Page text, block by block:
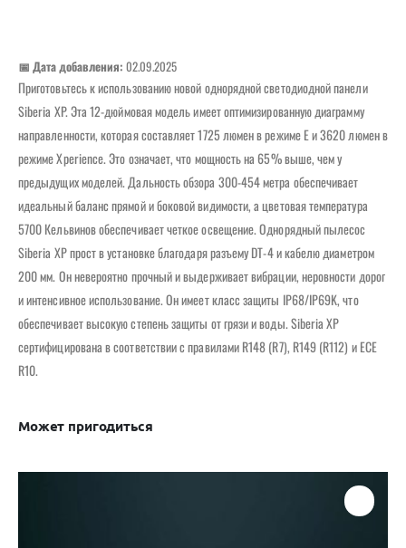
📅 Дата добавления: 02.09.2025
Приготовьтесь к использованию новой однорядной светодиодной панели
Siberia XP. Эта 12-дюймовая модель имеет оптимизированную диаграмму
направленности, которая составляет 1725 люмен в режиме E и 3620 люмен в
режиме Xperience. Это означает, что мощность на 65% выше, чем у
предыдущих моделей. Дальность обзора 300-454 метра обеспечивает
идеальный баланс прямой и боковой видимости, а цветовая температура
5700 Кельвинов обеспечивает четкое освещение. Однорядный пылесос
Siberia XP прост в установке благодаря разъему DT-4 и кабелю диаметром
200 мм. Он невероятно прочный и выдерживает вибрации, неровности дорог
и интенсивное использование. Он имеет класс защиты IP68/IP69K, что
обеспечивает высокую степень защиты от грязи и воды. Siberia XP
сертифицирована в соответствии с правилами R148 (R7), R149 (R112) и ECE
R10.
Может пригодиться